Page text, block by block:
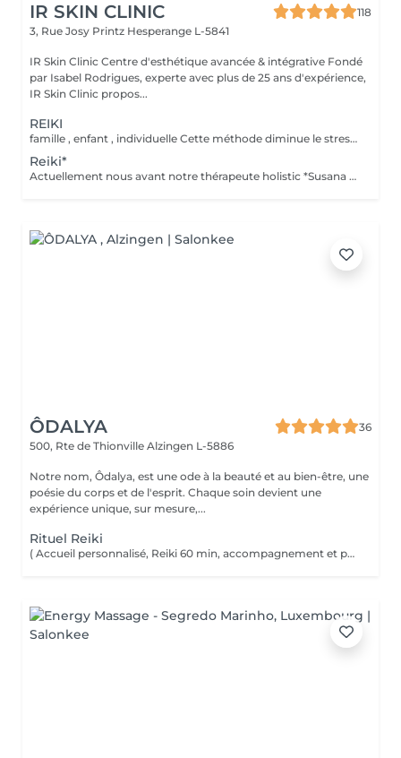
IR SKIN CLINIC
118
3, Rue Josy Printz Hesperange L-5841
IR Skin Clinic Centre d'esthétique avancée & intégrative Fondé
par Isabel Rodrigues, experte avec plus de 25 ans d'expérience,
IR Skin Clinic propos...
REIKI
famille , enfant , individuelle Cette méthode diminue le stress, relâche les blocages émotionnels, calme les douleurs physiques, et vous amener à un bien-être général, ainsi qu'une paix intérieure. Libère les blocages énergétiques, renforce le système immunitaire, atténue la douleur et élimine les toxines du corps
Reiki*
Actuellement nous avant notre thérapeute holistic *Susana Ferreira, qui vient 1x par mois , téléphoner pour prendre rdv . famille , enfant , individuelle Libère les blocages énergétiques, renforce le système immunitaire, atténue la douleur et élimine les toxines du corps.
ÔDALYA
36
500, Rte de Thionville Alzingen L-5886
Notre nom, Ôdalya, est une ode à la beauté et au bien-être, une
poésie du corps et de l'esprit. Chaque soin devient une
expérience unique, sur mesure,...
Rituel Reiki
( Accueil personnalisé, Reiki 60 min, accompagnement et partage ) Soin énergétique d'origine japonaise qui permet de faire circuler et d'harmoniser l'énergie du corps. Le Reiki aide à apaiser le corps et l'esprit, favorise la relaxation, contribue à améliorer le sommeil, calme les tensions.